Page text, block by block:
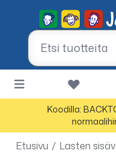
Koodilla:
Etusivu / Lasten